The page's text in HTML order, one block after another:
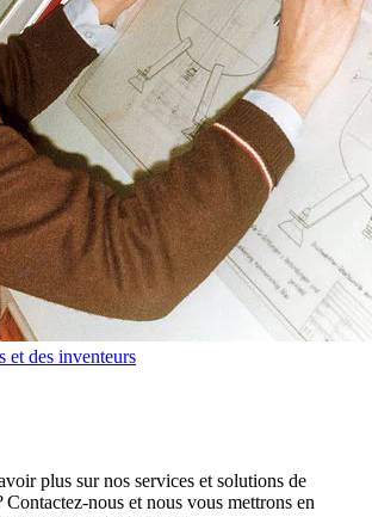
et des inventeurs
plus sur nos services et solutions de
Contactez-nous et nous vous mettrons en